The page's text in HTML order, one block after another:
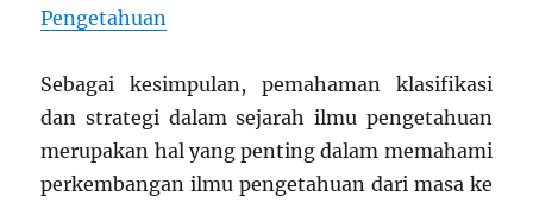
Pengetahuan
Sebagai kesimpulan, pemahaman klasifikasi
dan strategi dalam sejarah ilmu pengetahuan
merupakan hal yang penting dalam memahami
perkembangan ilmu pengetahuan dari masa ke